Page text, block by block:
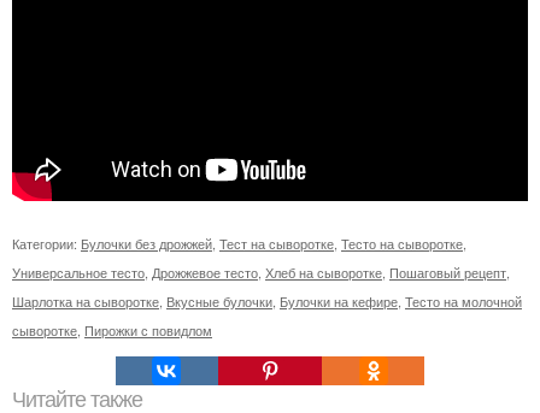
Категории: Булочки без дрожжей Тест на сыворотке Тесто на сыворотке
Универсальное тесто Дрожжевое тесто Хлеб на сыворотке Пошаговый рецепт
Шарлотка на сыворотке Вкусные булочки Булочки на кефире Тесто на молочной
сыворотке Пирожки с повидлом
Читайте также